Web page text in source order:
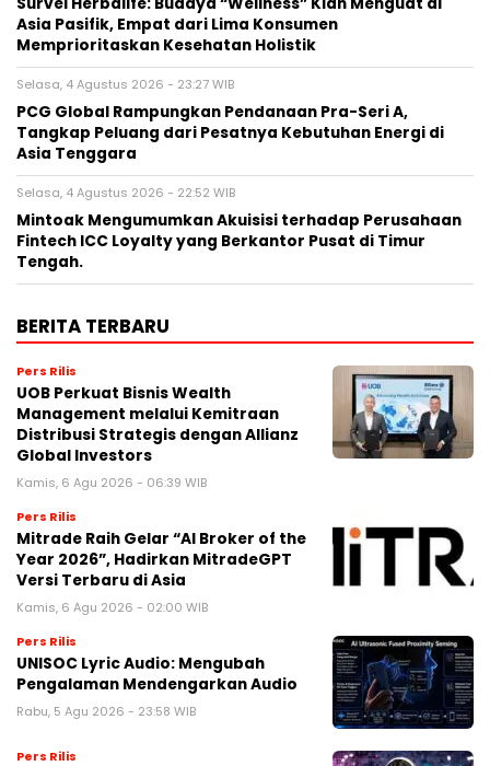
Asia Pasifik, Empat dari Lima Konsumen
Memprioritaskan Kesehatan Holistik
Selasa, 4 Agustus 2026 - 23:27 WIB
PCG Global Rampungkan Pendanaan Pra-Seri A,
Tangkap Peluang dari Pesatnya Kebutuhan Energi di
Asia Tenggara
Selasa, 4 Agustus 2026 - 22:52 WIB
Mintoak Mengumumkan Akuisisi terhadap Perusahaan
Fintech ICC Loyalty yang Berkantor Pusat di Timur
Tengah.
BERITA TERBARU
Pers Rilis
UOB Perkuat Bisnis Wealth
Management melalui Kemitraan
Distribusi Strategis dengan Allianz
Global Investors
Kamis, 6 Agu 2026 - 06:39 WIB
Pers Rilis
Mitrade Raih Gelar “AI Broker of the
Year 2026”, Hadirkan MitradeGPT
Versi Terbaru di Asia
Kamis, 6 Agu 2026 - 02:00 WIB
Pers Rilis
UNISOC Lyric Audio: Mengubah
Pengalaman Mendengarkan Audio
Rabu, 5 Agu 2026 - 23:58 WIB
Pers Rilis